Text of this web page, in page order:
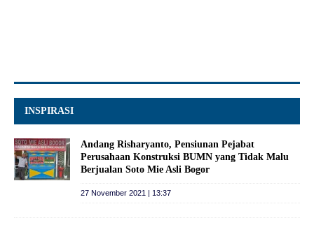
INSPIRASI
Andang Risharyanto, Pensiunan Pejabat
Perusahaan Konstruksi BUMN yang Tidak Malu
Berjualan Soto Mie Asli Bogor
27 November 2021 | 13:37